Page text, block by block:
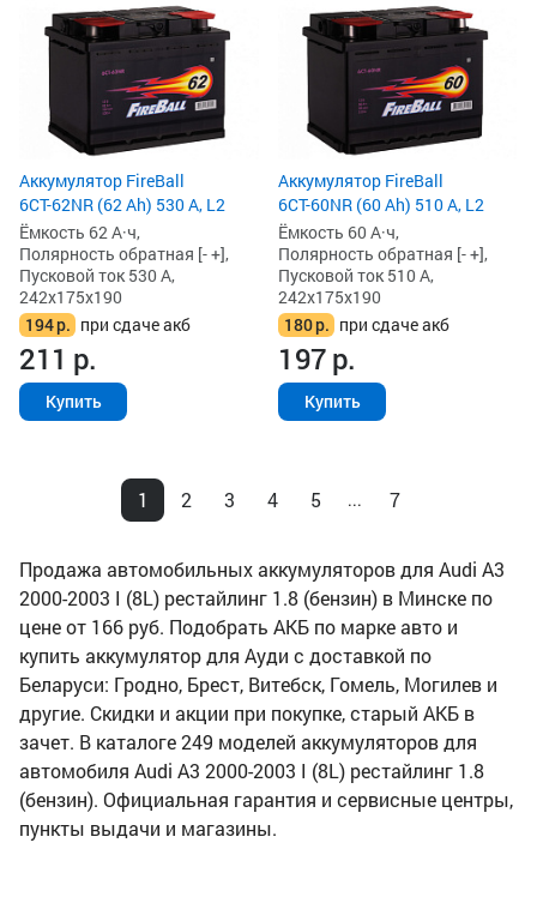
Аккумулятор FireBall
6СТ-62NR (62 Ah) 530 А, L2
Ёмкость 62 А·ч,
Полярность обратная [- +],
Пусковой ток 530 А,
242x175x190
194р. при сдаче акб
211 р.
Купить
Аккумулятор FireBall
6СТ-60NR (60 Ah) 510 А, L2
Ёмкость 60 А·ч,
Полярность обратная [- +],
Пусковой ток 510 А,
242x175x190
180р. при сдаче акб
197р.
Купить
1 2 3 4 5 ... 7
Продажа автомобильных аккумуляторов для Audi A3
2000-2003 I (8L) рестайлинг 1.8 (бензин) в Минске по
цене от 166 руб. Подобрать АКБ по марке авто и
купить аккумулятор для Ауди с доставкой по
Беларуси: Гродно, Брест, Витебск, Гомель, Могилев и
другие. Скидки и акции при покупке, старый АКБ в
зачет. В каталоге 249 моделей аккумуляторов для
автомобиля Audi A3 2000-2003 I (8L) рестайлинг 1.8
(бензин). Официальная гарантия и сервисные центры,
пункты выдачи и магазины.